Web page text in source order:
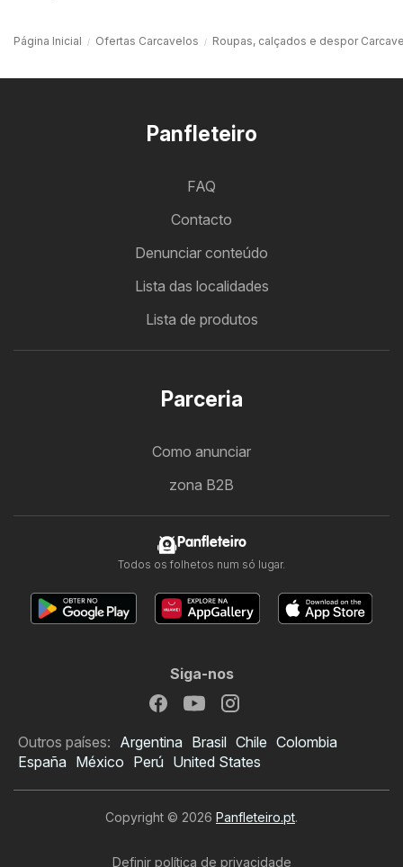
Página Inicial Ofertas Carcavelos Roupas, calçados e despor
Panfleteiro
FAQ
Contacto
Denunciar conteúdo
Lista das localidades
Lista de produtos
Parceria
Como anunciar
zona B2B
Panfleteiro
Todos os folhetos num só lugar.
Siga-nos
Outros países: Argentina Brasil Chile Colombia
España México Perú United States
Copyright © 2026 Panfleteiro.pt.
Definir política de privacidade